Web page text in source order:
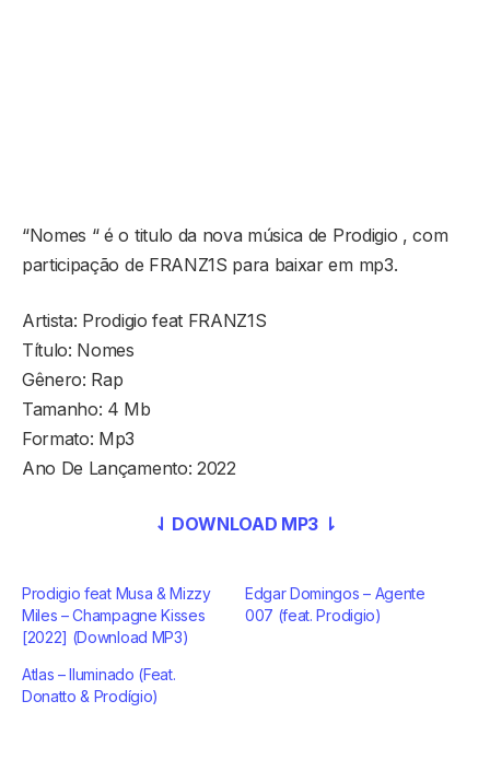
“Nomes “ é o titulo da nova música de Prodigio , com
participação de FRANZ1S para baixar em mp3.
Artista: Prodigio feat FRANZ1S
Título: Nomes
Gênero: Rap
Tamanho: 4 Mb
Formato: Mp3
Ano De Lançamento: 2022
⇃ DOWNLOAD MP3 ⇂
Prodigio feat Musa & Mizzy
Miles – Champagne Kisses
[2022] (Download MP3)
Edgar Domingos – Agente
007 (feat. Prodigio)
Atlas – Iluminado (Feat.
Donatto & Prodígio)